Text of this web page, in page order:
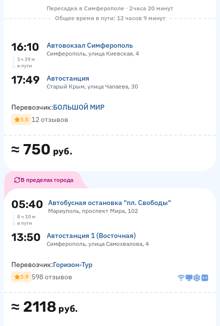
Пересадка в Симферополе · 2 часа 20 минут
Общее время в пути: 12 часов 9 минут
16:10 Автовокзал Симферополь
Симферополь, улица Киевская, 4
1 ч 39 м
в пути
17:49 Автостанция
Старый Крым, улица Чапаева, 30
≈ 750 руб.
Перевозчик:БОЛЬШОЙ МИР
3.5 12 отзывов
В пределах города
05:40 Автобусная остановка "пл. Свободы"
Мариуполь, проспект Мира, 102
8 ч 10 м
в пути
13:50 Автостанция 1 (Восточная)
Симферополь, улица Самохвалова, 4
≈ 2118 руб.
Перевозчик:Горизон-Тур
3.9 598 отзывов